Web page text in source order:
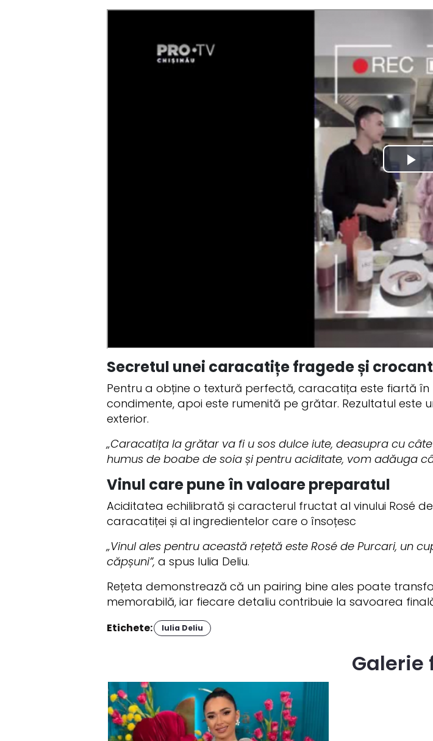
Secretul unei caracatițe fragede și
Pentru a obține o textură perfectă, caracatița este fiartă
condimente, apoi este rumenită pe grătar. Rezultatul
exterior.
„Caracatița la grătar va fi u sos dulce iute, deasupra cu
humus de boabe de soia și pentru aciditate, vom adăuga
Vinul care pune în valoare preparatul
Aciditatea echilibrată și caracterul fructat al vinului Rosé
caracatiței și al ingredientelor care o însoțesc
„Vinul ales pentru această rețetă este Rosé de Purcari, un
căpșuni”, a spus Iulia Deliu.
Rețeta demonstrează că un pairing bine ales poate
memorabilă, iar fiecare detaliu contribuie la savoarea
Etichete: Iulia Deliu
Galerie